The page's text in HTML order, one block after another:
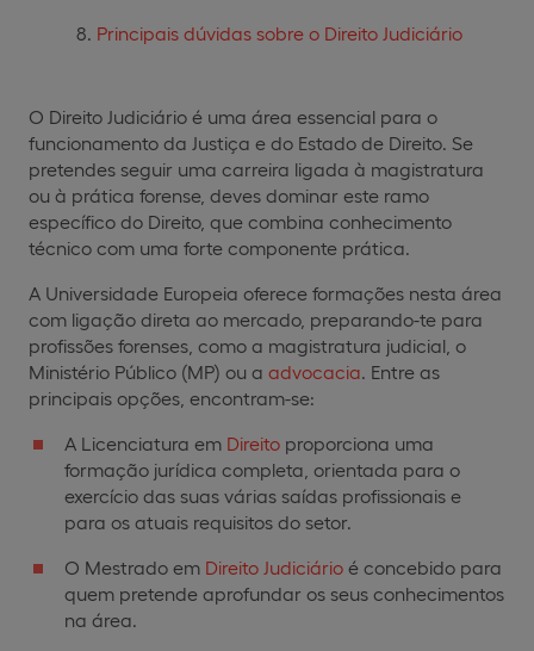
Principais dúvidas sobre o Direito Judiciário
O Direito Judiciário é uma área essencial para o
funcionamento da Justiça e do Estado de Direito. Se
pretendes seguir uma carreira ligada à magistratura
ou à prática forense, deves dominar este ramo
específico do Direito, que combina conhecimento
técnico com uma forte componente prática.
A Universidade Europeia oferece formações nesta área
com ligação direta ao mercado, preparando-te para
profissões forenses, como a magistratura judicial, o
Ministério Público (MP) ou a advocacia . Entre as
principais opções, encontram-se:
A Licenciatura em Direito proporciona uma
formação jurídica completa, orientada para o
exercício das suas várias saídas profissionais e
para os atuais requisitos do setor.
O Mestrado em Direito Judiciário é concebido para
quem pretende aprofundar os seus conhecimentos
na área.